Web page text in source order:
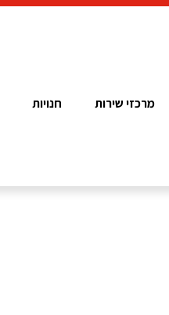
מרכזי שירות חנויות